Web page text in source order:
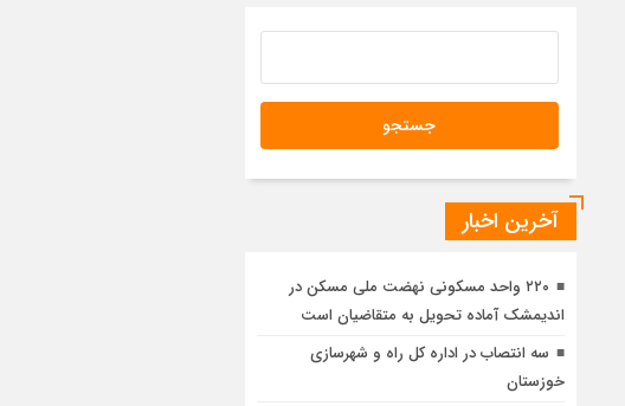
ویدیو| اجرای عملیات آماده سازی شهرک
۲۰۵ هکتاری نهضت ملی مسکن سمنان
آخرین اخبار
۲۲۰ واحد مسکونی نهضت ملی مسکن در
اندیمشک آماده تحویل به متقاضیان است
سه انتصاب در اداره کل راه و شهرسازی
خوزستان